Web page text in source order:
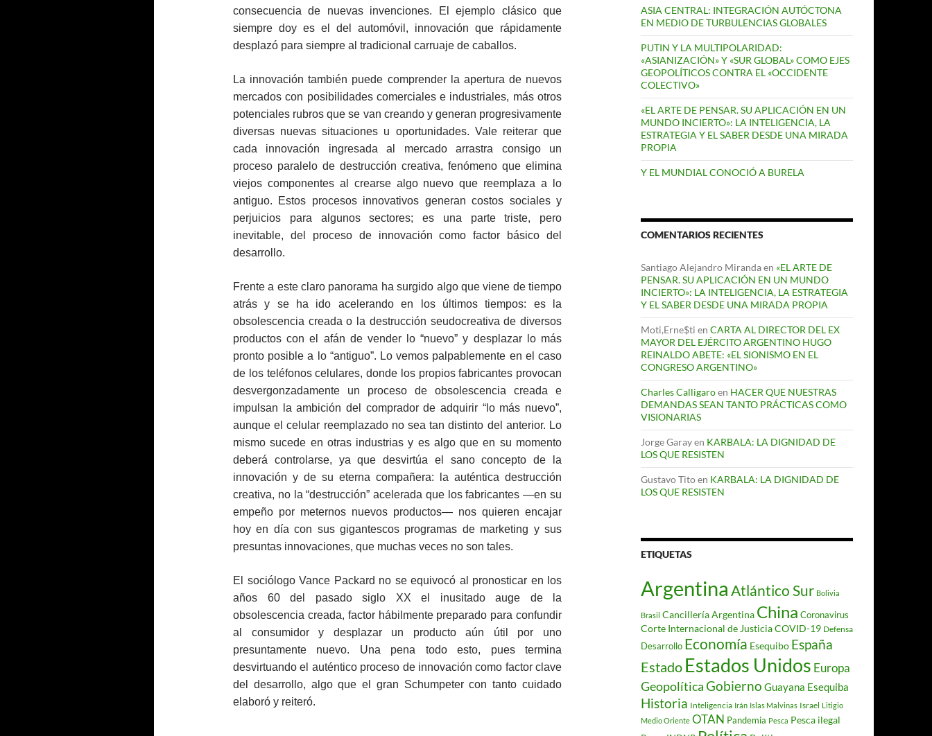
consecuencia de nuevas invenciones. El ejemplo clásico que
siempre doy es el del automóvil, innovación que rápidamente
desplazó para siempre al tradicional carruaje de caballos.
La innovación también puede comprender la apertura de nuevos
mercados con posibilidades comerciales e industriales, más otros
potenciales rubros que se van creando y generan progresivamente
diversas nuevas situaciones u oportunidades. Vale reiterar que
cada innovación ingresada al mercado arrastra consigo un
proceso paralelo de destrucción creativa, fenómeno que elimina
viejos componentes al crearse algo nuevo que reemplaza a lo
antiguo. Estos procesos innovativos generan costos sociales y
perjuicios para algunos sectores; es una parte triste, pero
inevitable, del proceso de innovación como factor básico del
desarrollo.
Frente a este claro panorama ha surgido algo que viene de tiempo
atrás y se ha ido acelerando en los últimos tiempos: es la
obsolescencia creada o la destrucción seudocreativa de diversos
productos con el afán de vender lo “nuevo” y desplazar lo más
pronto posible a lo “antiguo”. Lo vemos palpablemente en el caso
de los teléfonos celulares, donde los propios fabricantes provocan
desvergonzadamente un proceso de obsolescencia creada e
impulsan la ambición del comprador de adquirir “lo más nuevo”,
aunque el celular reemplazado no sea tan distinto del anterior. Lo
mismo sucede en otras industrias y es algo que en su momento
deberá controlarse, ya que desvirtúa el sano concepto de la
innovación y de su eterna compañera: la auténtica destrucción
creativa, no la “destrucción” acelerada que los fabricantes —en su
empeño por meternos nuevos productos— nos quieren encajar
hoy en día con sus gigantescos programas de marketing y sus
presuntas innovaciones, que muchas veces no son tales.
El sociólogo Vance Packard no se equivocó al pronosticar en los
años 60 del pasado siglo XX el inusitado auge de la
obsolescencia creada, factor hábilmente preparado para confundir
al consumidor y desplazar un producto aún útil por uno
presuntamente nuevo. Una pena todo esto, pues termina
desvirtuando el auténtico proceso de innovación como factor clave
del desarrollo, algo que el gran Schumpeter con tanto cuidado
elaboró y reiteró.
ASIA CENTRAL: INTEGRACIÓN AUTÓCTONA
EN MEDIO DE TURBULENCIAS GLOBALES
PUTIN Y LA MULTIPOLARIDAD:
«ASIANIZACIÓN» Y «SUR GLOBAL» COMO EJES
GEOPOLÍTICOS CONTRA EL «OCCIDENTE
COLECTIVO»
«EL ARTE DE PENSAR. SU APLICACIÓN EN UN
MUNDO INCIERTO»: LA INTELIGENCIA, LA
ESTRATEGIA Y EL SABER DESDE UNA MIRADA
PROPIA
Y EL MUNDIAL CONOCIÓ A BURELA
COMENTARIOS RECIENTES
Santiago Alejandro Mirandaen «EL ARTE DE
PENSAR. SU APLICACIÓN EN UN MUNDO
INCIERTO»: LA INTELIGENCIA, LA ESTRATEGIA
Y EL SABER DESDE UNA MIRADA PROPIA
Moti,Erne$ti en CARTA AL DIRECTOR DEL EX
MAYOR DEL EJÉRCITO ARGENTINO HUGO
REINALDO ABETE: «EL SIONISMO EN EL
CONGRESO ARGENTINO»
Charles Calligaroen HACER QUE NUESTRAS
DEMANDAS SEAN TANTO PRÁCTICAS COMO
VISIONARIAS
Jorge Garayen KARBALA: LA DIGNIDAD DE
LOS QUE RESISTEN
Gustavo Titoen KARBALA: LA DIGNIDAD DE
LOS QUE RESISTEN
ETIQUETAS
Argentina Atlántico Sur Bolivia
Brasil Cancillería Argentina China Coronavirus
Corte Internacional de JusticiaCOVID-19 Defensa
Desarrollo Economía Esequibo España
Estado Estados Unidos Europa
GeopolíticaGobierno Guayana Esequiba
Historia Inteligencia Irán Islas Malvinas Israel Litigio
Medio Oriente OTAN Pandemia Pesca Pesca ilegal